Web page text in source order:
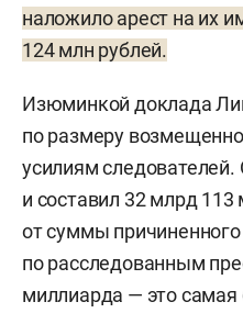
наложило арест на их
124 млн рублей.
Изюминкой доклада
по размеру
усилиям следователей.
и составил 32 млрд 113
от суммы
по расследованным
миллиарда — это